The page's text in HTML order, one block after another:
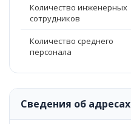
Количество инженерных
сотрудников
Количество среднего
персонала
Сведения об адресах